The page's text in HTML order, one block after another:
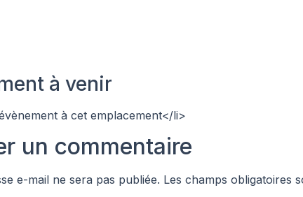
à venir
à cet emplacement</li>
un commentaire
e-mail ne sera pas publiée. Les champs obligatoires